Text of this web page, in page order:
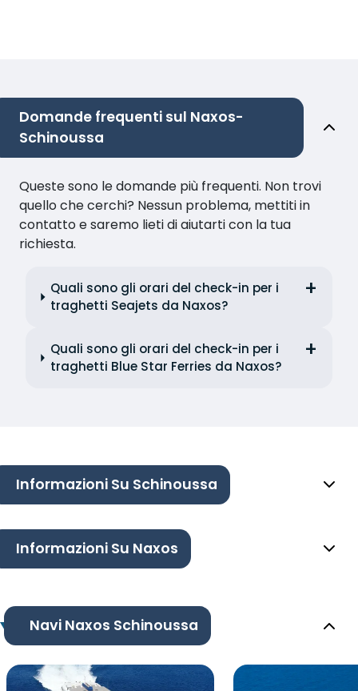
Domande frequenti sul Naxos-
Schinoussa
Queste sono le domande più frequenti. Non trovi
quello che cerchi? Nessun problema, mettiti in
contatto e saremo lieti di aiutarti con la tua
richiesta.
Quali sono gli orari del check-in per i
traghetti Seajets da Naxos?
Quali sono gli orari del check-in per i
traghetti Blue Star Ferries da Naxos?
Informazioni Su Schinoussa
Informazioni Su Naxos
Navi Naxos Schinoussa